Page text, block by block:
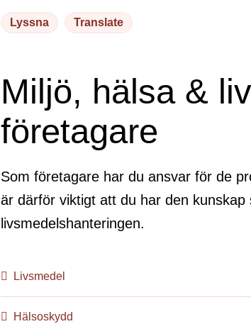
Lyssna Translate
Miljö, hälsa &
företagare
Som företagare har du ansvar för de
är därför viktigt att du har den kunskap
livsmedelshanteringen.
Livsmedel
Hälsoskydd